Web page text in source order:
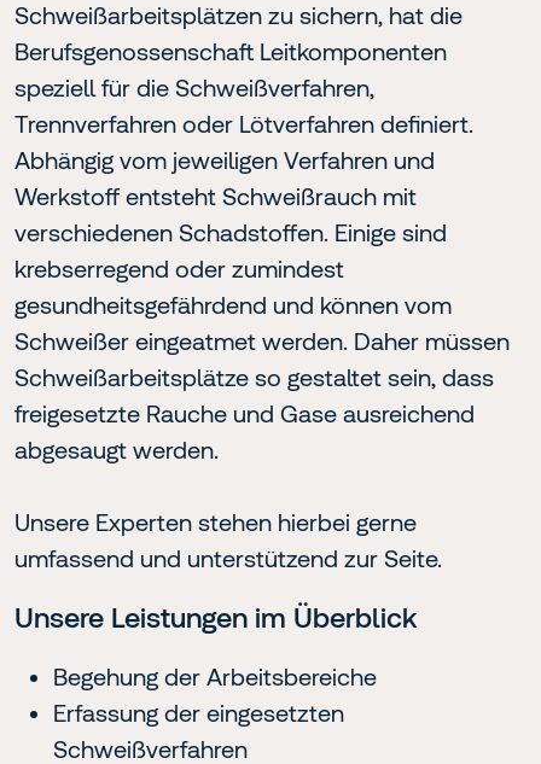
Schweißarbeitsplätzen zu sichern, hat die
Berufsgenossenschaft Leitkomponenten
speziell für die Schweißverfahren,
Trennverfahren oder Lötverfahren definiert.
Abhängig vom jeweiligen Verfahren und
Werkstoff entsteht Schweißrauch mit
verschiedenen Schadstoffen. Einige sind
krebserregend oder zumindest
gesundheitsgefährdend und können vom
Schweißer eingeatmet werden. Daher müssen
Schweißarbeitsplätze so gestaltet sein, dass
freigesetzte Rauche und Gase ausreichend
abgesaugt werden.
Unsere Experten stehen hierbei gerne
umfassend und unterstützend zur Seite.
Unsere Leistungen im Überblick
Begehung der Arbeitsbereiche
Erfassung der eingesetzten
Schweißverfahren